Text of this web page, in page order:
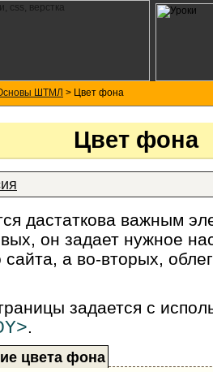
ШТМЛ > Цвет фона
Цвет фона
дастаткова важным
он задает нужное
а во-вторых,
задается с
.
цвета фона